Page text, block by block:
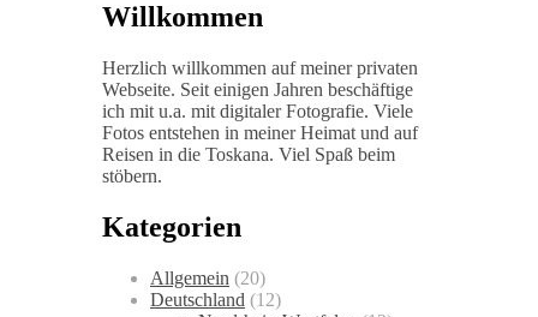
Willkommen
Herzlich willkommen auf meiner privaten
Webseite. Seit einigen Jahren beschäftige
ich mit u.a. mit digitaler Fotografie. Viele
Fotos entstehen in meiner Heimat und auf
Reisen in die Toskana. Viel Spaß beim
stöbern.
Kategorien
Allgemein (20)
Deutschland (12)